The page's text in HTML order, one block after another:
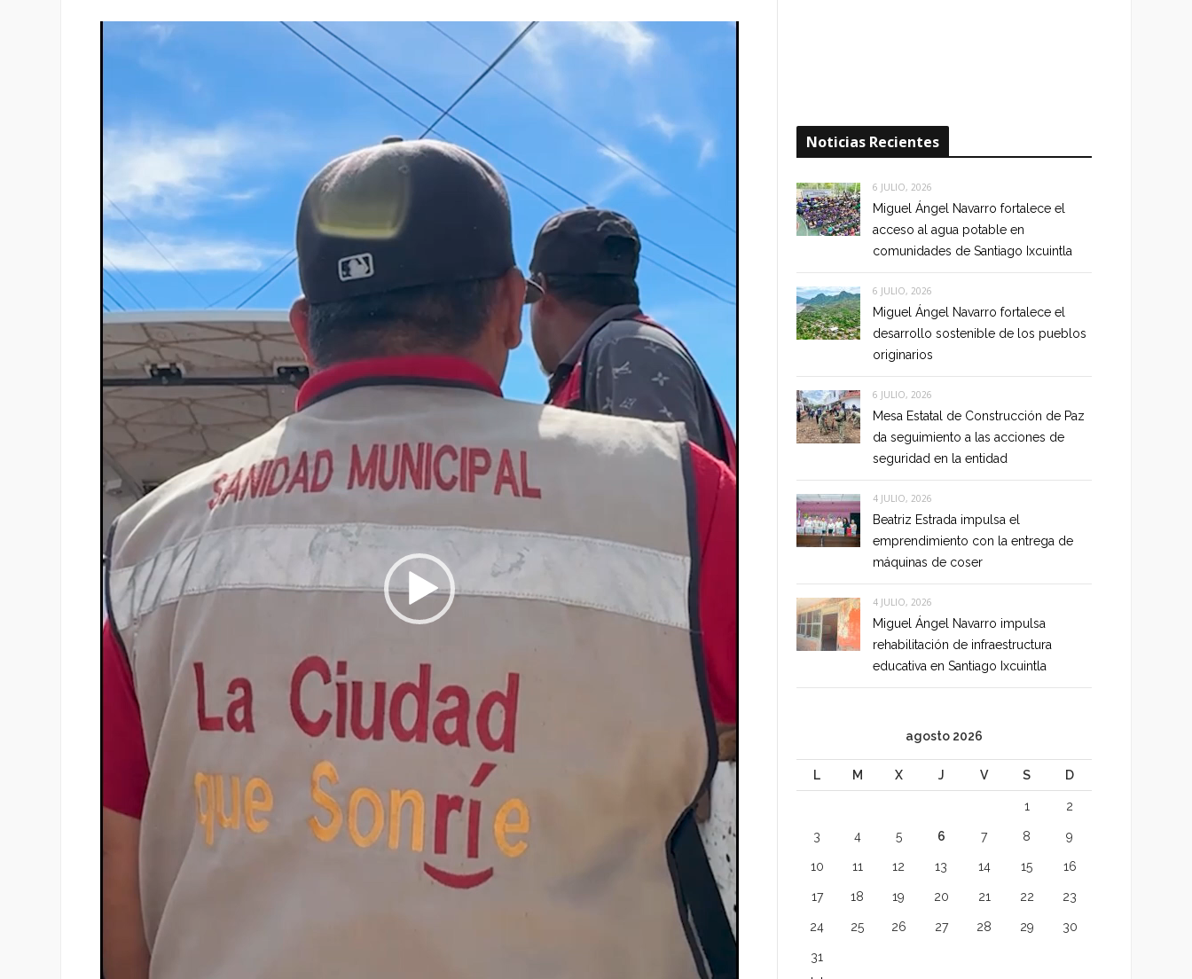
Reproductor
Noticias Recientes
6 JULIO, 2026
Miguel Ángel Navarro fortalece el
acceso al agua potable en
comunidades de Santiago Ixcuintla
6 JULIO, 2026
Miguel Ángel Navarro fortalece el
desarrollo sostenible de los pueblos
originarios
6 JULIO, 2026
Mesa Estatal de Construcción de Paz
da seguimiento a las acciones de
seguridad en la entidad
4 JULIO, 2026
Beatriz Estrada impulsa el
emprendimiento con la entrega de
máquinas de coser
4 JULIO, 2026
Miguel Ángel Navarro impulsa
rehabilitación de infraestructura
educativa en Santiago Ixcuintla
agosto 2026
L M X J V S D
1 2
3 4 5 6 7 8 9
10 11 12 13 14 15 16
17 18 19 20 21 22 23
24 25 26 27 28 29 30
31